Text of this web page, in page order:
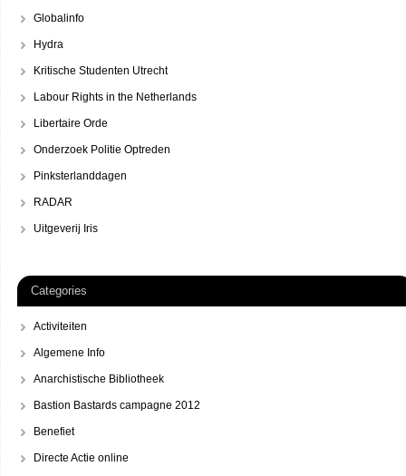
Globalinfo
Hydra
Kritische Studenten Utrecht
Labour Rights in the Netherlands
Libertaire Orde
Onderzoek Politie Optreden
Pinksterlanddagen
RADAR
Uitgeverij Iris
Categories
Activiteiten
Algemene Info
Anarchistische Bibliotheek
Bastion Bastards campagne 2012
Benefiet
Directe Actie online